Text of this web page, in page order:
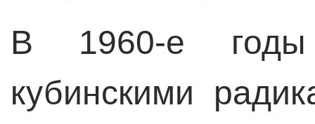
В 1960-е
кубинскими